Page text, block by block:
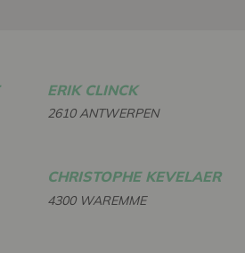
ERIK CLINCK
2610 ANTWERPEN
CHRISTOPHE KEVELAER
4300 WAREMME